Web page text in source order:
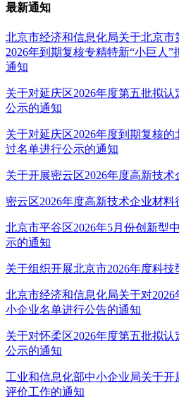
最新通知
北京市经济和信息化局关于北京市
2026年到期复核专精特新“小巨人
通知
关于对延庆区2026年度第五批拟
公示的通知
关于对延庆区2026年度到期复核
过名单进行公示的通知
关于开展密云区2026年度高新技
密云区2026年度高新技术企业材料
北京市平谷区2026年5月份创新型
示的通知
关于组织开展北京市2026年度科
北京市经济和信息化局关于对
小企业名单进行公告的通知
关于对怀柔区2026年度第五批拟
公示的通知
工业和信息化部中小企业局关于开
评价工作的通知